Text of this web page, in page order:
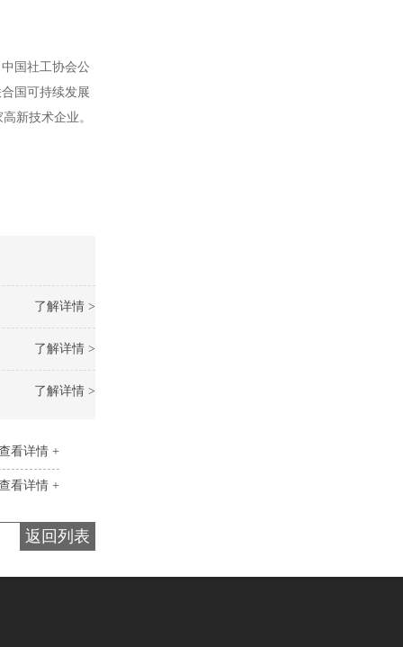
国社工协会公
国可持续发展
新技术企业。
了解详情 >
了解详情 >
了解详情 >
看详情 +
看详情 +
返回列表